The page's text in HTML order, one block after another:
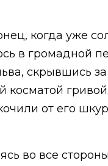
когда уже
в громадной
скрывшись
от его
во все